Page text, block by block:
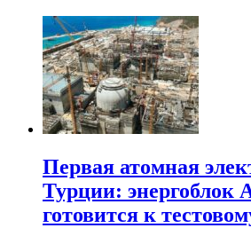
Первая атомная
Турции:
готовится к